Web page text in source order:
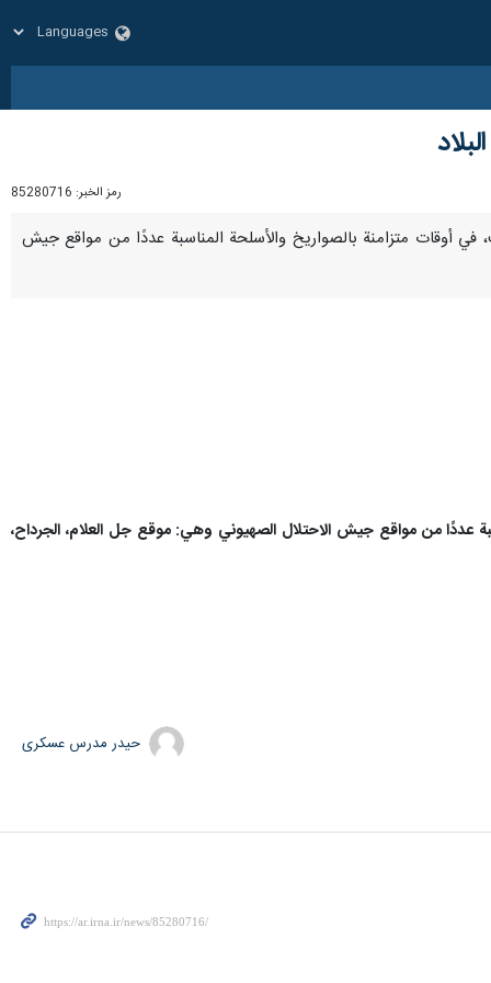
رمز الخبر: 85280716
في أوقات متزامنة ‏بالصواريخ والأسلحة المناسبة عددًا من مواقع جيش
من قبل ظهر يوم السبت 04-11-2023 ‏بالصواريخ والأسلحة المناسبة عددًا من مواقع جيش الاحتلال الصهيوني وهي: موقع جل العلام، ‏الجرداح،
حیدر مدرس عسکری